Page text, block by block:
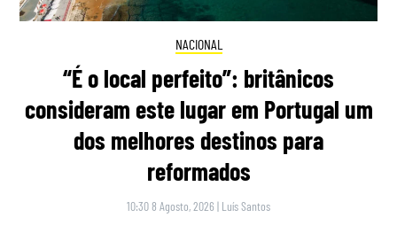
NACIONAL
“É o local perfeito”: britânicos
consideram este lugar em Portugal um
dos melhores destinos para
reformados
10:30 8 Agosto, 2026 | Luís Santos